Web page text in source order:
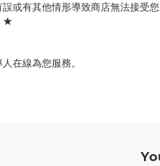
或有其他情形導致商店無法接受
★
在線為您服務。